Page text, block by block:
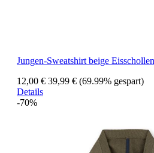
Jungen-Sweatshirt beige Eisschollen
12,00 € 39,99 € (69.99% gespart)
Details
-70%